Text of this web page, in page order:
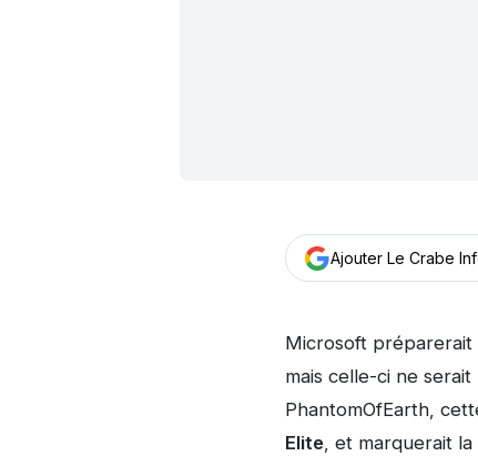
Ajouter Le Crabe
Microsoft préparerait
mais celle-ci ne
PhantomOfEarth,
Elite, et marquerait la